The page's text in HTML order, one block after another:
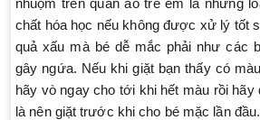
nhuộm trên quần áo trẻ em là những
chất hóa học nếu không được xử lý tốt
quả xấu mà bé dễ mắc phải như các
gây ngứa. Nếu khi giặt bạn thấy có
hãy vò ngay cho tới khi hết màu rồi
là nên giặt trước khi cho bé mặc lần đầu.